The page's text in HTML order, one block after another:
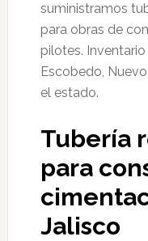
suministramos
para obras de
pilotes.
Escobedo,
el estado.
Tubería
para
Jalisco